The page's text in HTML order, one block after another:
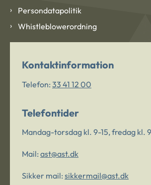
Persondatapolitik
Whistleblowerordning
Kontaktinformation
Telefon: 33 41 12 00
Telefontider
Mandag-torsdag kl. 9-15, fredag kl.
Mail: ast@ast.dk
Sikker mail: sikkermail@ast.dk